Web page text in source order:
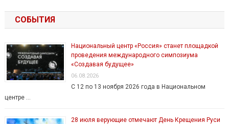
СОБЫТИЯ
Национальный центр «Россия» станет площадкой
проведения международного симпозиума
«Создавая будущее»
06.08.2026
С 12 по 13 ноября 2026 года в Национальном
центре …
28 июля верующие отмечают День Крещения Руси